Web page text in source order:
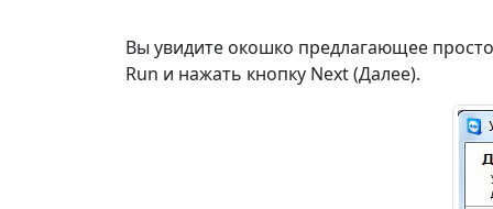
Вы увидите окошко предлагающее
Run и нажать кнопку Next (Далее).